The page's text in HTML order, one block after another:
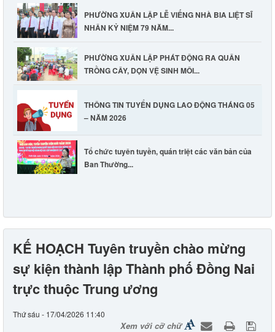
PHƯỜNG XUÂN LẬP LỄ VIẾNG NHÀ BIA LIỆT SĨ
NHÂN KỶ NIỆM 79 NĂM...
PHƯỜNG XUÂN LẬP PHÁT ĐỘNG RA QUÂN
TRỒNG CÂY, DỌN VỆ SINH MÔI...
THÔNG TIN TUYỂN DỤNG LAO ĐỘNG THÁNG 05
– NĂM 2026
Tổ chức tuyên tuyền, quán triệt các văn bản của
Ban Thường...
KẾ HOẠCH Tuyên truyền chào mừng
sự kiện thành lập Thành phố Đồng Nai
trực thuộc Trung ương
Thứ sáu - 17/04/2026 11:40
Xem với cỡ chữ